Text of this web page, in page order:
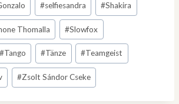
#selfiesandra #Shakira
Thomalla #Slowfox
#Tango #Tänze #Teamgeist
#Zsolt Sándor Cseke